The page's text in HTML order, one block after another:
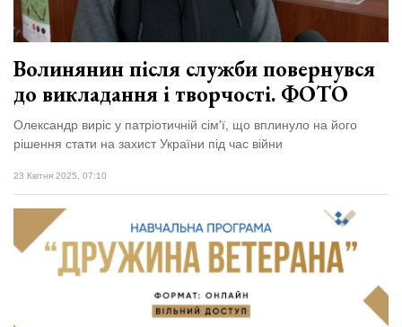
Волинянин після служби повернувся
до викладання і творчості. ФОТО
Олександр виріс у патріотичній сім'ї, що вплинуло на його
рішення стати на захист України під час війни
23 Квітня 2025, 07:10